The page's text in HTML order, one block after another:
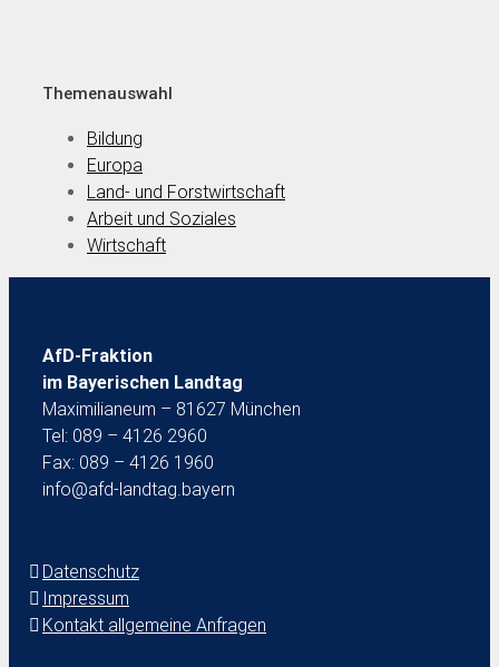
Themenauswahl
Bildung
Europa
Land- und Forstwirtschaft
Arbeit und Soziales
Wirtschaft
AfD-Fraktion
im Bayerischen Landtag
Maximilianeum – 81627 München
Tel: 089 – 4126 2960
Fax: 089 – 4126 1960
info@afd-landtag.bayern
Datenschutz
Impressum
Kontakt allgemeine Anfragen